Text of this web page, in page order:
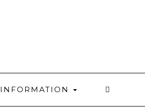
INFORMATION